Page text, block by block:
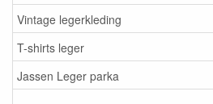
Vintage legerkleding
T-shirts leger
Jassen Leger parka